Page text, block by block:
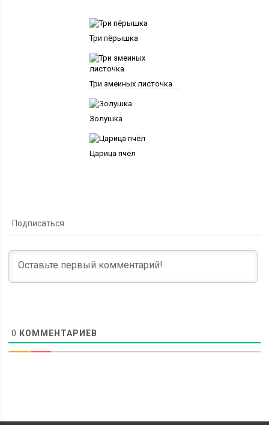
Три пёрышка
Три змеиных листочка
Золушка
Царица пчёл
Подписаться
0 КОММЕНТАРИЕВ